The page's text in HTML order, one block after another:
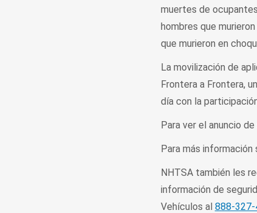
muertes de
hombres que
que murieron en
La movilización de
Frontera a Frontera,
día con la
Para ver el anuncio
Para más
NHTSA también les
información de
Vehículos al 888-327-